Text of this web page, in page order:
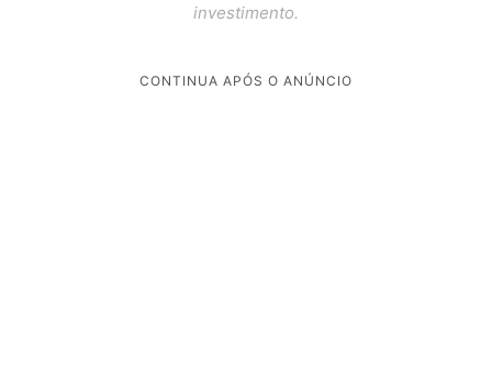
investimento.